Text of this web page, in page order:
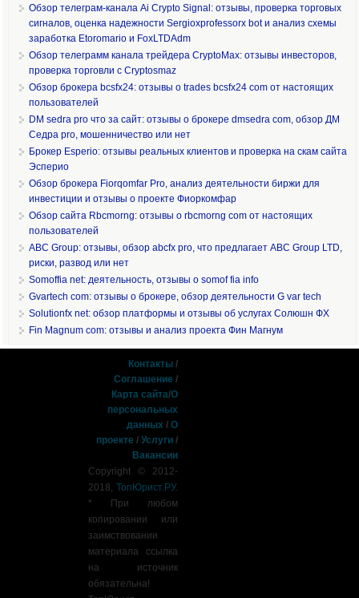
Обзор телеграм-канала Ai Crypto Signal: отзывы, проверка торговых
сигналов, оценка надежности Sergioxprofessorx bot и анализ схемы
заработка Etoromario и FoxLTDAdm
Обзор телеграмм канала трейдера CryptoMax: отзывы инвесторов,
проверка торговли с Cryptosmaz
Обзор брокера bcsfx24: отзывы о trades bcsfx24 com от настоящих
пользователей
DM sedra pro что за сайт: отзывы о брокере dmsedra com, обзор ДМ
Седра pro, мошенничество или нет
Брокер Esperio: отзывы реальных клиентов и проверка на скам сайта
Эсперио
Обзор брокера Fiorqomfar Pro, анализ деятельности биржи для
инвестиции и отзывы о проекте Фиоркомфар
Обзор сайта Rbcmorng: отзывы о rbcmorng com от настоящих
пользователей
ABC Group: отзывы, обзор abcfx pro, что предлагает ABC Group LTD,
риски, развод или нет
Somoffia net: деятельность, отзывы о somof fia info
Gvartech com: отзывы о брокере, обзор деятельности G var tech
Solutionfx net: обзор платформы и отзывы об услугах Солюшн ФХ
Fin Magnum com: отзывы и анализ проекта Фин Магнум
Контакты /
Соглашение /
Карта сайта/О
персональных
данных /О
проекте /Услуги /
Вакансии
Copyright © 2012-
2018,ТопЮрист.РУ.
* При любом
копировании или
заимствовании
материала ссылка
на источник
обязательна!